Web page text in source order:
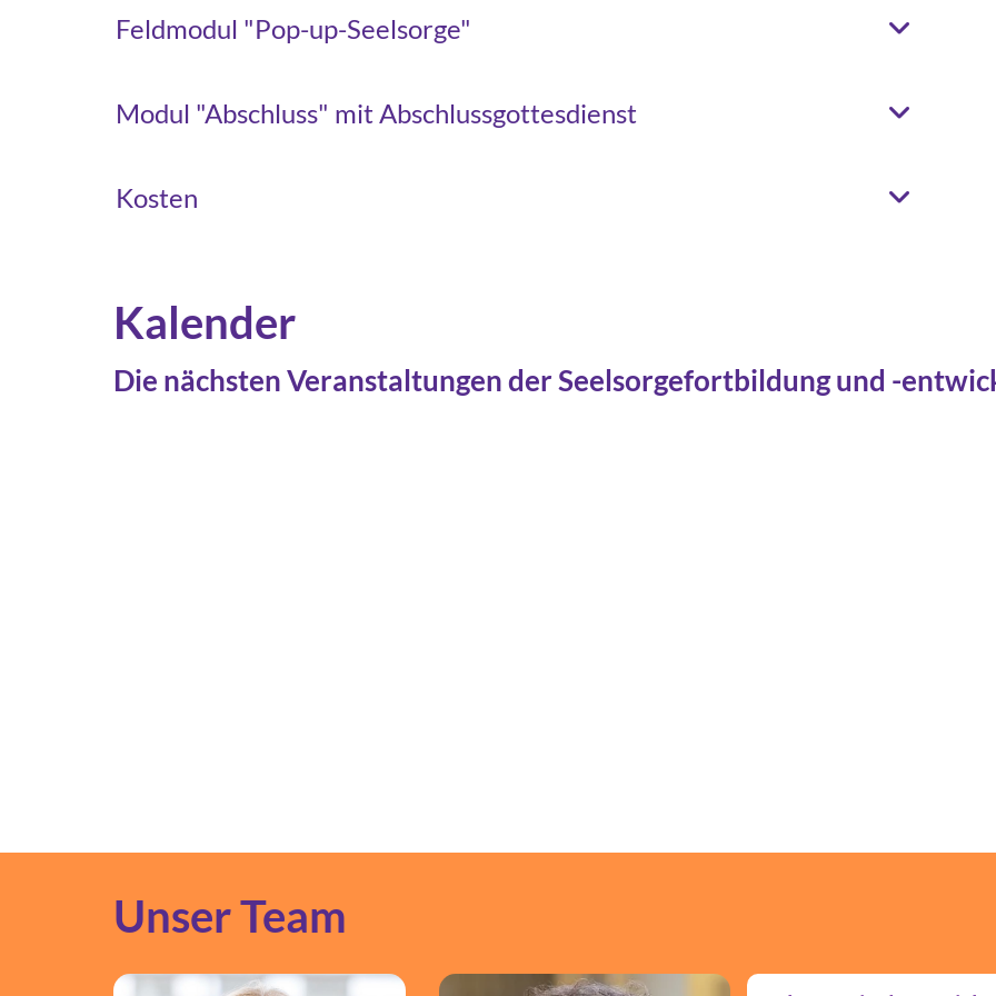
Feldmodul "Pop-up-Seelsorge"
Modul "Abschluss" mit Abschlussgottesdienst
Kosten
Kalender
Die nächsten Veranstaltungen der Seelsorgefortbildung und -
Unser Team